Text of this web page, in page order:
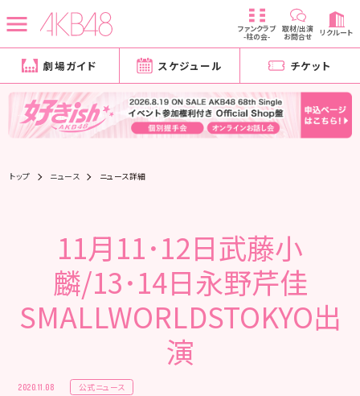
ファンクラブ
-柱の会-
取材/出演
お問合せ リクルート
劇場ガイド スケジュール チケット
トップ ニュース ニュース詳細
11月11･12日武藤小
麟/13･14日永野芹佳
SMALLWORLDSTOKYO出
演
2020.11.08 公式ニュース